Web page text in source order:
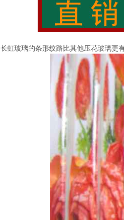
长虹玻璃的条形纹路比其他压花玻璃更